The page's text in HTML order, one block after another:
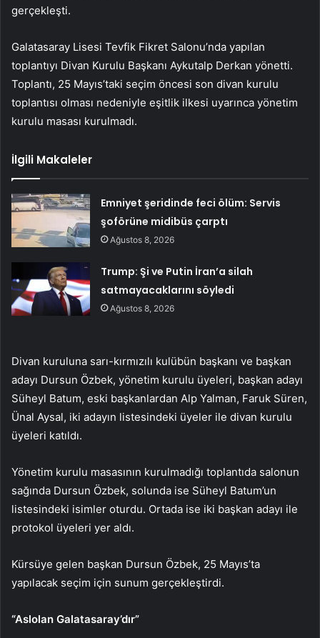
gerçekleşti.
Galatasaray Lisesi Tevfik Fikret Salonu’nda yapılan
toplantıyı Divan Kurulu Başkanı Aykutalp Derkan yönetti.
Toplantı, 25 Mayıs’taki seçim öncesi son divan kurulu
toplantısı olması nedeniyle eşitlik ilkesi uyarınca yönetim
kurulu masası kurulmadı.
İlgili Makaleler
Emniyet şeridinde feci ölüm: Servis
şoförüne midibüs çarptı
Ağustos 8, 2026
Trump: Şi ve Putin İran’a silah
satmayacaklarını söyledi
Ağustos 8, 2026
Divan kuruluna sarı-kırmızılı kulübün başkanı ve başkan
adayı Dursun Özbek, yönetim kurulu üyeleri, başkan adayı
Süheyl Batum, eski başkanlardan Alp Yalman, Faruk Süren,
Ünal Aysal, iki adayın listesindeki üyeler ile divan kurulu
üyeleri katıldı.
Yönetim kurulu masasının kurulmadığı toplantıda salonun
sağında Dursun Özbek, solunda ise Süheyl Batum’un
listesindeki isimler oturdu. Ortada ise iki başkan adayı ile
protokol üyeleri yer aldı.
Kürsüye gelen başkan Dursun Özbek, 25 Mayıs’ta
yapılacak seçim için sunum gerçekleştirdi.
“Aslolan Galatasaray’dır”